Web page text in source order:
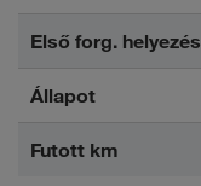
Első forg. helyezés
Állapot
Futott km